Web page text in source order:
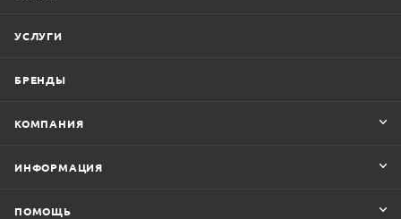
УСЛУГИ
БРЕНДЫ
КОМПАНИЯ
ИНФОРМАЦИЯ
ПОМОЩЬ